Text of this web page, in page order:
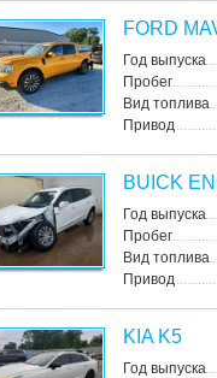
FORD
Год выпуска
Пробег
Вид топлива
Привод
BUICK
Год выпуска
Пробег
Вид топлива
Привод
KIA K5
Год выпуска